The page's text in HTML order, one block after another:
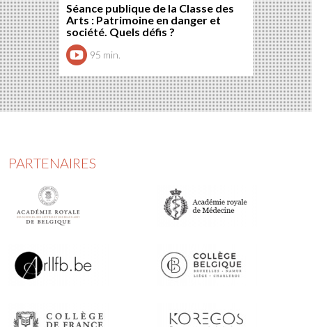
Séance publique de la Classe des
Arts : Patrimoine en danger et
société. Quels défis ?
95 min.
PARTENAIRES